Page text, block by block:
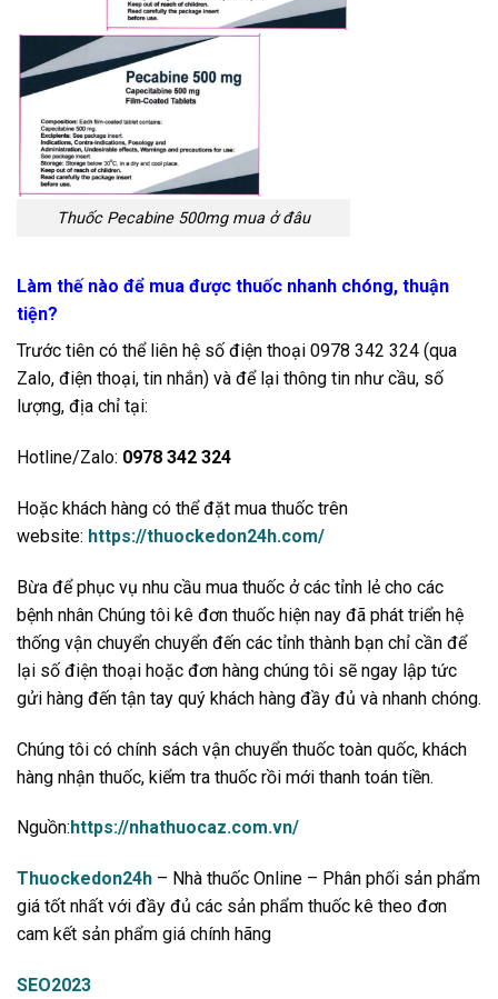
Thuốc Pecabine 500mg mua ở đâu
Làm thế nào để mua được thuốc nhanh chóng, thuận
tiện?
Trước tiên có thể liên hệ số điện thoại 0978 342 324 (qua
Zalo, điện thoại, tin nhắn) và để lại thông tin như cầu, số
lượng, địa chỉ tại:
Hotline/Zalo: 0978 342 324
Hoặc khách hàng có thể đặt mua thuốc trên
website: https://thuockedon24h.com/
Bừa để phục vụ nhu cầu mua thuốc ở các tỉnh lẻ cho các
bệnh nhân Chúng tôi kê đơn thuốc hiện nay đã phát triển hệ
thống vận chuyển chuyển đến các tỉnh thành bạn chỉ cần để
lại số điện thoại hoặc đơn hàng chúng tôi sẽ ngay lập tức
gửi hàng đến tận tay quý khách hàng đầy đủ và nhanh chóng.
Chúng tôi có chính sách vận chuyển thuốc toàn quốc, khách
hàng nhận thuốc, kiểm tra thuốc rồi mới thanh toán tiền.
Nguồn: https://nhathuocaz.com.vn/
Thuockedon24h – Nhà thuốc Online – Phân phối sản phẩm
giá tốt nhất với đầy đủ các sản phẩm thuốc kê theo đơn
cam kết sản phẩm giá chính hãng
SEO2023